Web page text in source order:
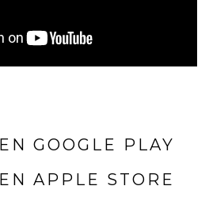
GOOGLE PLAY
APPLE STORE